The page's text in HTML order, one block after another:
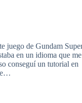
juego de Gundam
en un idioma que me
conseguí un tutorial en